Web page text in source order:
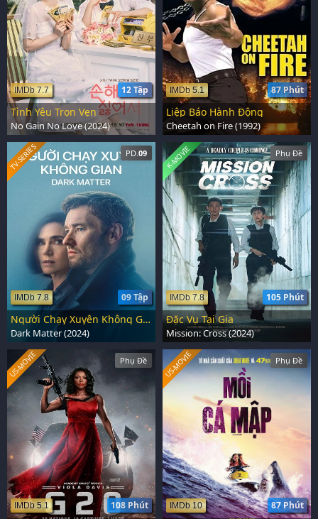
12 Tập
IMDb 7.7
Tình Yêu Trọn Vẹn
No Gain No Love (2024)
87 Phút
IMDb 5.1
Liệp Báo Hành Động
Cheetah on Fire (1992)
PD.09
09 Tập
IMDb 7.8
TV-SERIES
Người Chạy Xuyên Không Gian
Dark Matter (2024)
Phụ Đề
105 Phút
IMDb 7.8
K-MOVIE
Đặc Vụ Tại Gia
Mission: Cross (2024)
Phụ Đề
108 Phút
IMDb 5.1
US-MOVIE Phụ Đề
87 Phút
IMDb 10
US-MOVIE